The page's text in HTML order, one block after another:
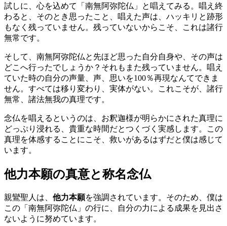
試しに、心を込めて「南無阿弥陀仏」と唱えてみる。唱え終
わると、そのとき思ったこと、唱えた声は、ハッキリと跡形
もなく残っていません。 残っていないからこそ、これは諸行
無常です。
そして、南無阿弥陀仏と先ほど思った自分自身や、その声は
どこへ行ったでしょうか？それもまた残っていません。唱え
ていた時の自分の声量、声、思いを100％再現なんてできま
せん。すべては移り変わり、実体がない。これこそが、諸行
無常、諸法無我の真理です。
念仏を唱えるというのは、お釈迦様が明らかにされた真理に
どっぷり浸れる、貴重な時間だとつくづく実感します。この
真理を体感することにこそ、救いがあるはずだと僕は感じて
います。
他力本願の真意と称名念仏
親鸞聖人は、 他力本願を強調されています。そのため、僕は
この「南無阿弥陀仏」の行に、自分の力による成果を見出さ
ないように努めています。